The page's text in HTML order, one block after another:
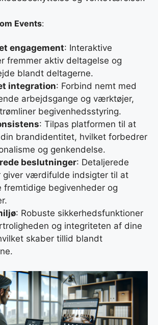
Events:
engagement: Interaktive
fremmer aktiv deltagelse og
blandt deltagerne.
integration: Forbind nemt med
arbejdsgange og værktøjer,
begivenhedsstyring.
: Tilpas platformen til at
brandidentitet, hvilket forbedrer
og genkendelse.
beslutninger: Detaljerede
giver værdifulde indsigter til at
fremtidige begivenheder og
: Robuste sikkerhedsfunktioner
og integriteten af dine
skaber tillid blandt